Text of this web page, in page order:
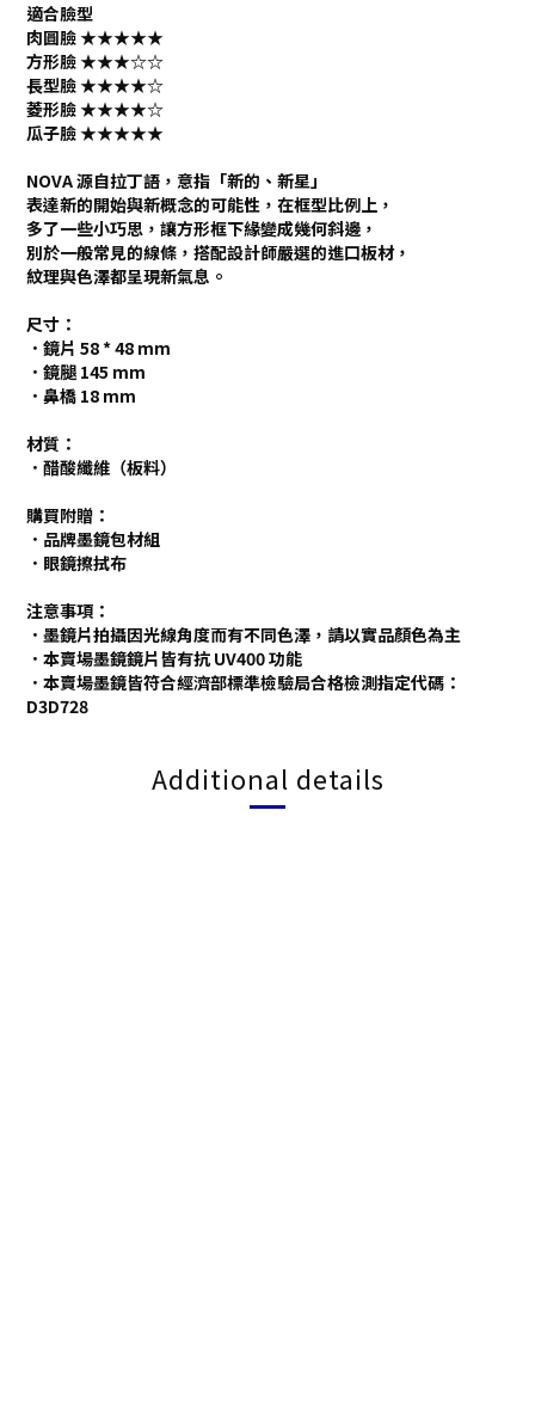
適合臉型
肉圓臉★★★★★
方形臉★★★☆☆
長型臉★★★★☆
菱形臉★★★★☆
瓜子臉★★★★★
NOVA源自拉丁語，意指「新的、新星」
表達新的開始與新概念的可能性，在框型比例上，
多了一些小巧思，讓方形框下緣變成幾何斜邊，
別於一般常見的線條，搭配設計師嚴選的進口板材，
紋理與色澤都呈現新氣息。
尺寸：
．鏡片 58 * 48 mm
．鏡腿 145 mm
．鼻橋 18 mm
材質：
．醋酸纖維（板料）
購買附贈：
． 品牌墨鏡包材組
．眼鏡擦拭布
注意事項：
．墨鏡片拍攝因光線角度而有不同色澤，請以實品顏色為主
．本賣場墨鏡鏡片皆有抗 UV400功能
．本賣場墨鏡皆符合經濟部標準檢驗局合格檢測指定代碼：
D3D728
Additional details